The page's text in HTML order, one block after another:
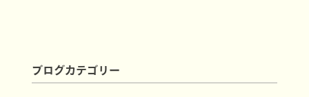
ブログカテゴリー